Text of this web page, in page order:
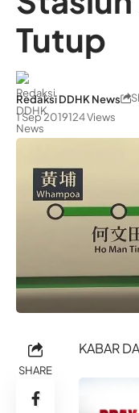
Tutup
Redaksi DDHK News
1 Sep 2019124 Views
SHARE
KABAR